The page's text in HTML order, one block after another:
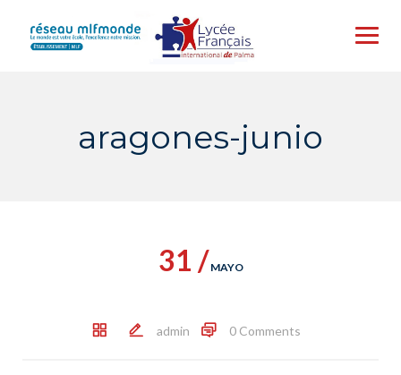
content
aragones-junio
31 / MAYO
admin 0 Comments